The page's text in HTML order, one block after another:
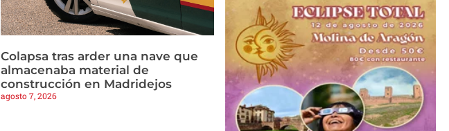
Colapsa tras arder una nave que
almacenaba material de
construcción en Madridejos
agosto 7, 2026